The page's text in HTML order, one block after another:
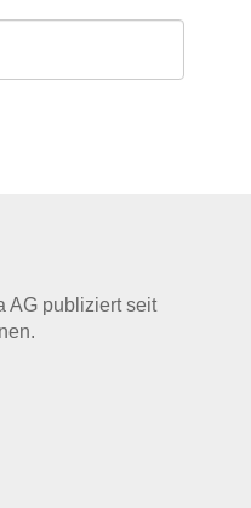
AG publiziert seit